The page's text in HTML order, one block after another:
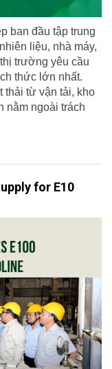
ban đầu tập trung
liệu, nhà máy,
trường yêu cầu
thức lớn nhất.
thải từ vận tải, kho
nằm ngoài trách
for E10